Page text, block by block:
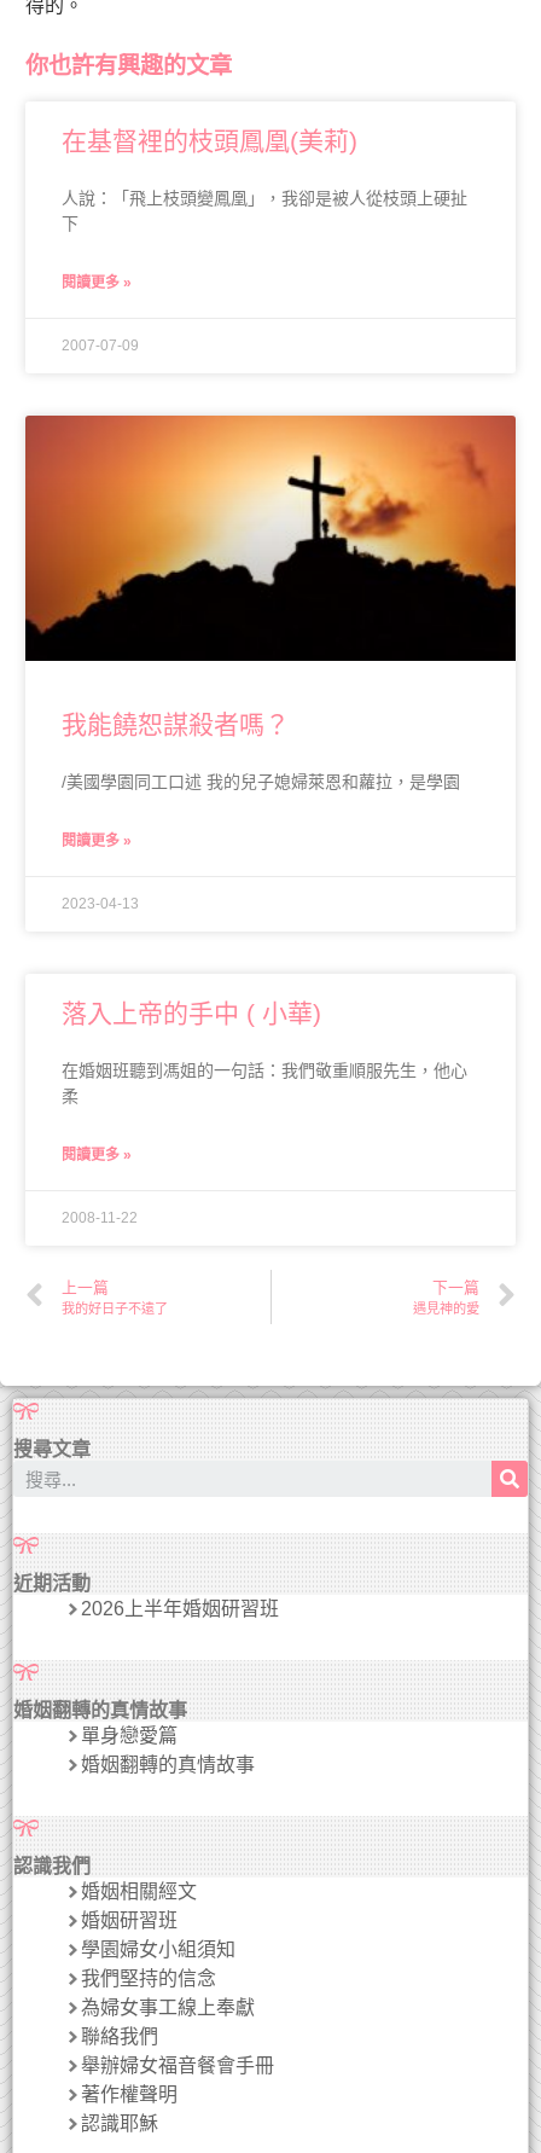
得的。
你也許有興趣的文章
在基督裡的枝頭鳳凰(美莉)
人說：「飛上枝頭變鳳凰」，我卻是被人從枝頭上硬扯
下
閱讀更多 »
2007-07-09
我能饒恕謀殺者嗎？
/美國學園同工口述 我的兒子媳婦萊恩和蘿拉，是學園
閱讀更多 »
2023-04-13
落入上帝的手中 ( 小華)
在婚姻班聽到馮姐的一句話：我們敬重順服先生，他心
柔
閱讀更多 »
2008-11-22
上一篇
我的好日子不遠了
下一篇
遇見神的愛
搜尋文章
近期活動
2026上半年婚姻研習班
婚姻翻轉的真情故事
單身戀愛篇
婚姻翻轉的真情故事
認識我們
婚姻相關經文
婚姻研習班
學園婦女小組須知
我們堅持的信念
為婦女事工線上奉獻
聯絡我們
舉辦婦女福音餐會手冊
著作權聲明
認識耶穌